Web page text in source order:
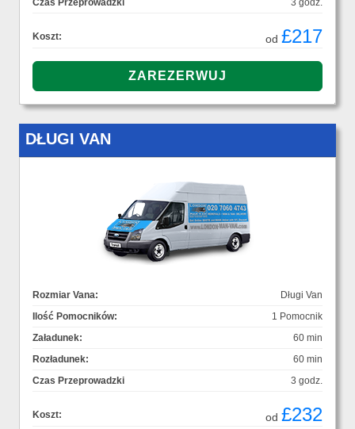
Czas Przeprowadzki
3 godz.
Koszt: od £217
DŁUGI VAN
Rozmiar Vana:
Długi Van
Ilość Pomocników:
1 Pomocnik
Załadunek:
60 min
Rozładunek:
60 min
Czas Przeprowadzki
3 godz.
Koszt: od £232